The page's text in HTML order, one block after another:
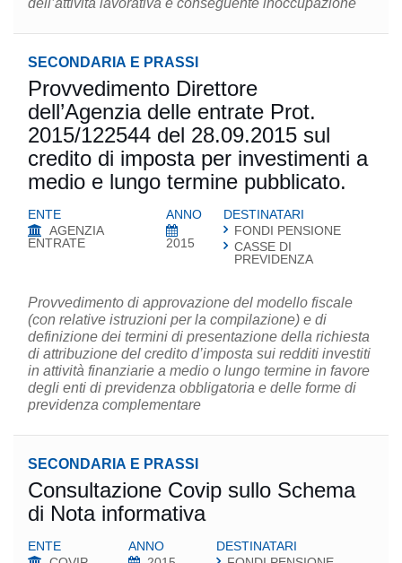
dell’attività lavorativa e conseguente inoccupazione
SECONDARIA E PRASSI
Provvedimento Direttore
dell’Agenzia delle entrate Prot.
2015/122544 del 28.09.2015 sul
credito di imposta per investimenti a
medio e lungo termine pubblicato.
ENTE
AGENZIA
ENTRATE
ANNO
2015
DESTINATARI
FONDI PENSIONE
CASSE DI
PREVIDENZA
Provvedimento di approvazione del modello fiscale
(con relative istruzioni per la compilazione) e di
definizione dei termini di presentazione della richiesta
di attribuzione del credito d’imposta sui redditi investiti
in attività finanziarie a medio o lungo termine in favore
degli enti di previdenza obbligatoria e delle forme di
previdenza complementare
SECONDARIA E PRASSI
Consultazione Covip sullo Schema
di Nota informativa
ENTE
ANNO
DESTINATARI